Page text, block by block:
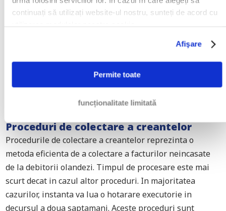
continuați să utilizați website-ul nostru, sunteți de acord cu
Afişare
Permite toate
funcționalitate limitată
Deseori, instanta va incerca sa determine cele doua
civile din Olanda dureaza intre 6 luni si un an. Cazurile
complexe pot avea o durata chiar mai lunga
(aproximativ 1-2 ani). Uneori este posibil ca debitorul sa
Proceduri de colectare a creantelor
Procedurile de colectare a creantelor reprezinta o
metoda eficienta de a colectare a facturilor neincasate
de la debitorii olandezi. Timpul de procesare este mai
scurt decat in cazul altor proceduri. In majoritatea
cazurilor, instanta va lua o hotarare executorie in
decursul a doua saptamani. Aceste proceduri sunt